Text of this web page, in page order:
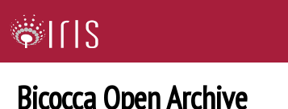
Bicocca Open Archive